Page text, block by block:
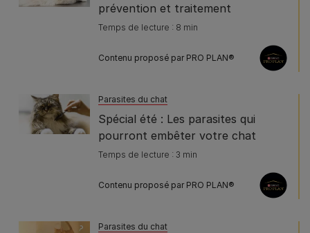
prévention et traitement
Temps de lecture : 8 min
Contenu proposé par PRO PLAN®
Parasites du chat
Spécial été : Les parasites qui
pourront embêter votre chat
Temps de lecture : 3 min
Contenu proposé par PRO PLAN®
Parasites du chat